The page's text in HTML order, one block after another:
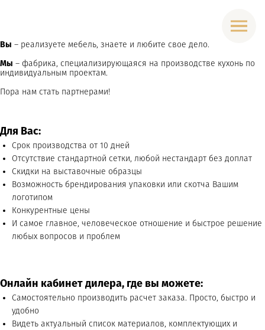
Вы – реализуете мебель, знаете и любите свое дело.
Мы – фабрика, специализирующаяся на производстве кухонь по
индивидуальным проектам.
Пора нам стать партнерами!
Для Вас:
Срок производства от 10 дней
Отсутствие стандартной сетки, любой нестандарт без доплат
Скидки на выставочные образцы
Возможность брендирования упаковки или скотча Вашим
логотипом
Конкурентные цены
И самое главное, человеческое отношение и быстрое решение
любых вопросов и проблем
Онлайн кабинет дилера, где вы можете:
Самостоятельно производить расчет заказа. Просто, быстро и
удобно
Видеть актуальный список материалов, комплектующих и